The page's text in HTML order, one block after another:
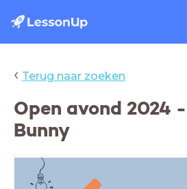
‹ Terug naar zoeken
Open avond 2024
Bunny